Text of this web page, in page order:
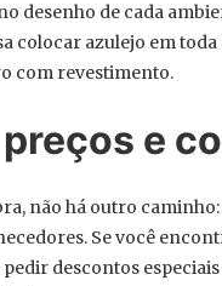
desenho de cada
colocar azulejo em toda
com revestimento.
e
não há outro
Se você
descontos